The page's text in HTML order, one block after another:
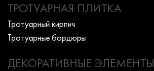
ТРОТУАРНАЯ ПЛИТКА
Тротуарный кирпич
Тротуарные бордюры
ДЕКОРАТИВНЫЕ ЭЛЕМЕНТЫ